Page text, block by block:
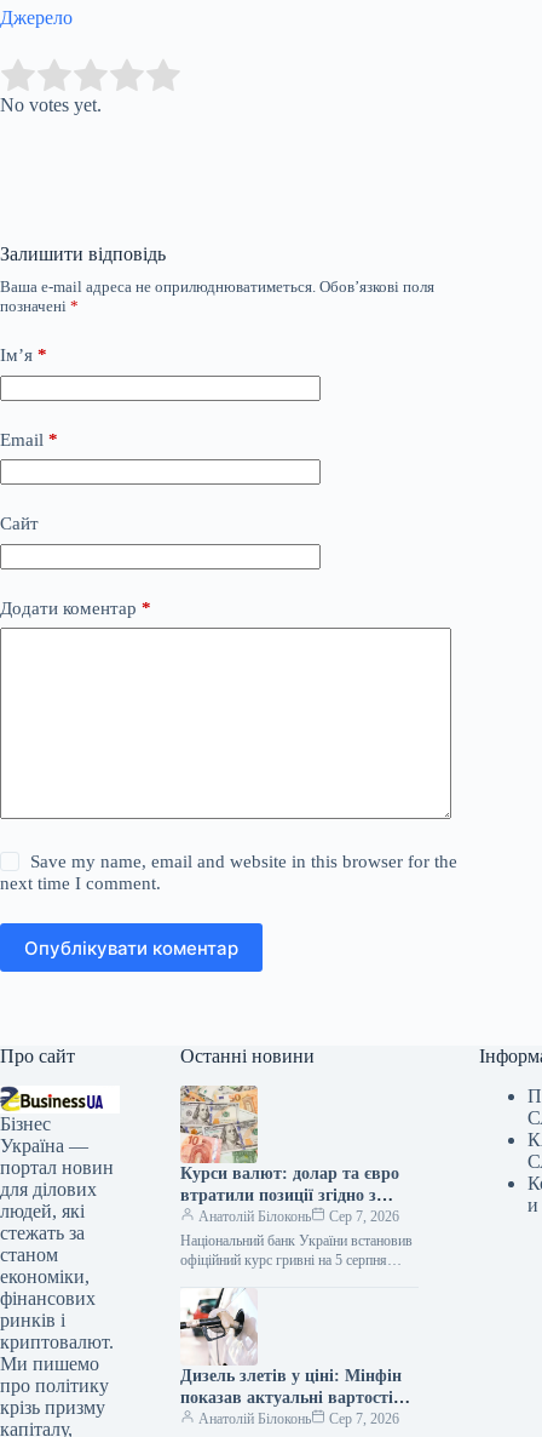
Джерело
Rate this item:
No votes yet.
Залишити відповідь
Ваша e-mail адреса не оприлюднюватиметься. Обов’язкові поля
позначені *
Ім’я *
Email *
Сайт
Додати коментар *
Save my name, email and website in this browser for the
next time I comment.
Опублікувати коментар
Про сайт
Бізнес
Україна —
портал новин
для ділових
людей, які
стежать за
станом
економіки,
фінансових
ринків і
криптовалют.
Ми пишемо
про політику
крізь призму
капіталу,
Останні новини
Курси валют: долар та євро
втратили позиції згідно з
даними НБУ
Анатолій Білоконь
Сер 7, 2026
Національний банк України встановив
офіційний курс гривні на 5 серпня
Дизель злетів у ціні: Мінфін
показав актуальні вартості
пального 4 серпня
Анатолій Білоконь
Сер 7, 2026
и